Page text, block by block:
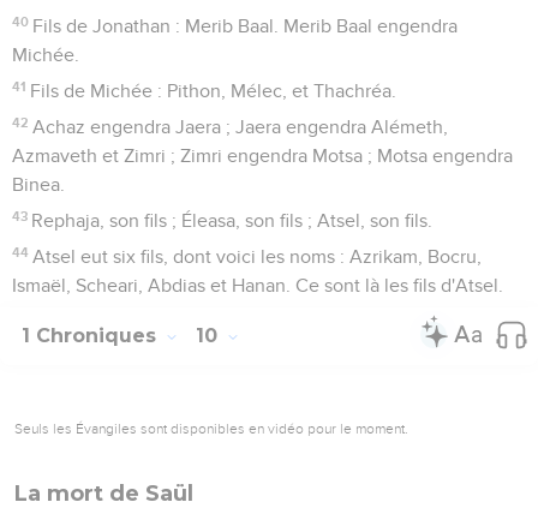
40 Fils de Jonathan : Merib Baal. Merib Baal engendra
Michée.
41 Fils de Michée : Pithon, Mélec, et Thachréa.
42 Achaz engendra Jaera ; Jaera engendra Alémeth,
Azmaveth et Zimri ; Zimri engendra Motsa ; Motsa engendra
Binea.
43 Rephaja, son fils ; Éleasa, son fils ; Atsel, son fils.
44 Atsel eut six fils, dont voici les noms : Azrikam, Bocru,
Ismaël, Scheari, Abdias et Hanan. Ce sont là les fils d'Atsel.
1 Chroniques 10
Seuls les Évangiles sont disponibles en vidéo pour le moment.
La mort de Saül